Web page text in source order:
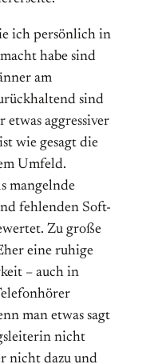
ich persönlich in
habe sind
am
sind
etwas aggressiver
wie gesagt die
Umfeld.
mangelnde
fehlenden Soft-
Zu große
eine ruhige
– auch in
man etwas sagt
nicht
nicht dazu und